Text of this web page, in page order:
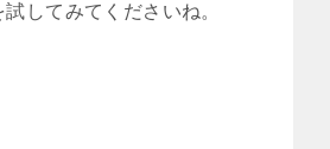
してみてくださいね。